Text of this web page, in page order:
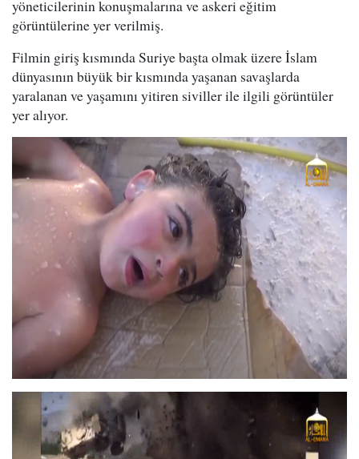
yöneticilerinin konuşmalarına ve askeri eğitim
görüntülerine yer verilmiş.
Filmin giriş kısmında Suriye başta olmak üzere İslam
dünyasının büyük bir kısmında yaşanan savaşlarda
yaralanan ve yaşamını yitiren siviller ile ilgili görüntüler
yer alıyor.